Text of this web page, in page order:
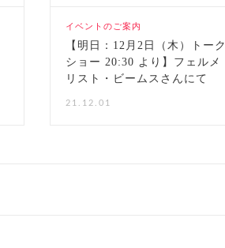
イベントのご案内
【明日：12月2日（木）トーク
ショー 20:30 より】フェルメ
リスト・ビームスさんにて
21.12.01